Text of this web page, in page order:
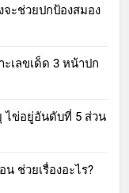
จะช่วยปกป้องสมอง
ะเลขเด็ด 3 หน้าปก
ไข่อยู่อันดับที่ 5 ส่วน
ช่วยเรื่องอะไร?